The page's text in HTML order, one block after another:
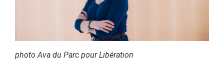
photo Ava du Parc pour Libération